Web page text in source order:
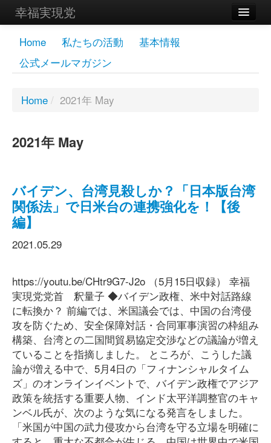
幸福実現党
メンバーズページ
党員
幸福の科学グループ
Home 私たちの活動
基本情報
公式メールマガジン
Home / 2021年 May
2021年 May
バイデン、台湾見殺しか？「日本版台湾
関係法」で日米台の連携強化を！【後
編】
2021.05.29
https://youtu.be/CHtr9G7-J2o （5月15日収録） 幸福
実現党党首 釈量子 ◆バイデン政権、米中対話路線
に転換か？ 前編では、米国議会では、中国の台湾侵
攻を防ぐため、安全保障対話・合同軍事演習の枠組み
構築、台湾との二国間貿易協定交渉などの議論が増え
ていることを指摘しました。 ところが、こうした議
論が増える中で、5月4日の「フィナンシャルタイム
ズ」のオンラインイベントで、バイデン政権でアジア
政策を統括する重要人物、インド太平洋調整官のキャ
ンベル氏が、次のような気になる発言をしました。
「米国が中国の武力侵攻から台湾を守る立場を明確に